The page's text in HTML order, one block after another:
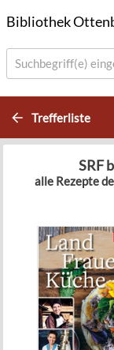
Bibliothek
Suchbegriff(e)
Trefferliste
SRF
alle Rezepte